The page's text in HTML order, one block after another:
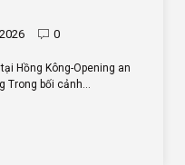
0
Hồng Kông-Opening an
Trong bối cảnh…